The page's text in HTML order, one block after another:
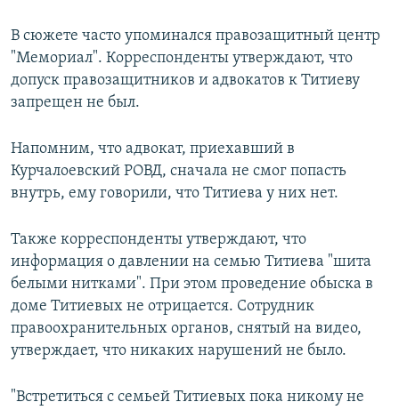
В сюжете часто упоминался правозащитный центр
"Мемориал". Корреспонденты утверждают, что
допуск правозащитников и адвокатов к Титиеву
запрещен не был.
Напомним, что адвокат, приехавший в
Курчалоевский РОВД, сначала не смог попасть
внутрь, ему говорили, что Титиева у них нет.
Также корреспонденты утверждают, что
информация о давлении на семью Титиева "шита
белыми нитками". При этом проведение обыска в
доме Титиевых не отрицается. Сотрудник
правоохранительных органов, снятый на видео,
утверждает, что никаких нарушений не было.
"Встретиться с семьей Титиевых пока никому не